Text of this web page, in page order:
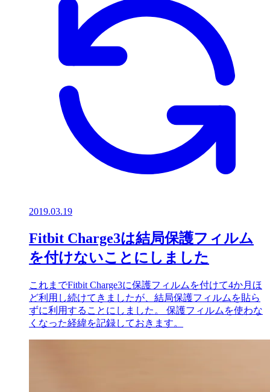
2019.03.19
Fitbit Charge3は結局保護フィルム
を付けないことにしました
これまでFitbit Charge3に保護フィルムを付けて4か月ほ
ど利用し続けてきましたが、結局保護フィルムを貼ら
ずに利用することにしました。 保護フィルムを使わな
くなった経緯を記録しておきます。